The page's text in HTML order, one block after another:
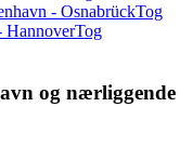
- OsnabrückTog
HannoverTog
og nærliggende